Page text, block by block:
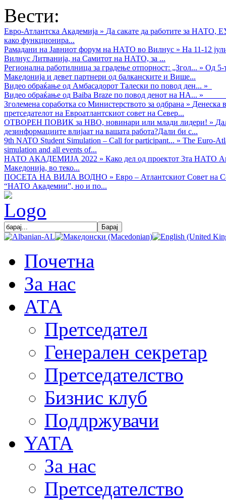
Вести:
Евро-Атлантска Академија » Да сакате да работите за НАТО,
како функционира...
Рамадани на Јавниот форум на НАТО во Вилнус » На 11-12
Вилнус Литванија, на Самитот на НАТО, за ...
Регионална работилница за градење отпорност: „Згол... » Од 5-
Македонија и девет партнери од балканските и Више...
Видео обраќањe од Амбасадорот Талески по повод ден... »
Видео обраќање од Baiba Braze по повод денот на НА... »
Зголемена соработка со Министерството за одбрана » Денеска
претседателот на Евроатлантскиот совет на Север...
ОТВОРЕН ПОВИК за НВО, новинари или млади лидери! »
дезинформациите влијаат на вашата работа?Дали би с...
9th NATO Student Simulation – Call for participant... » The Euro-
simulation and all events of...
НАТО АКАДЕМИЈА 2022 » Како дел од проектот 3та НАТО
Македонија, во теко...
ПОСЕТА НА ВИЛА ВОДНО » Евро – Атлантскиот Совет на
“НАТО Академии”, но и по...
Почетна
За нас
АТА
Претседател
Генерален секретар
Претседателство
Бизнис клуб
Поддржувачи
YATA
За нас
Претседателство